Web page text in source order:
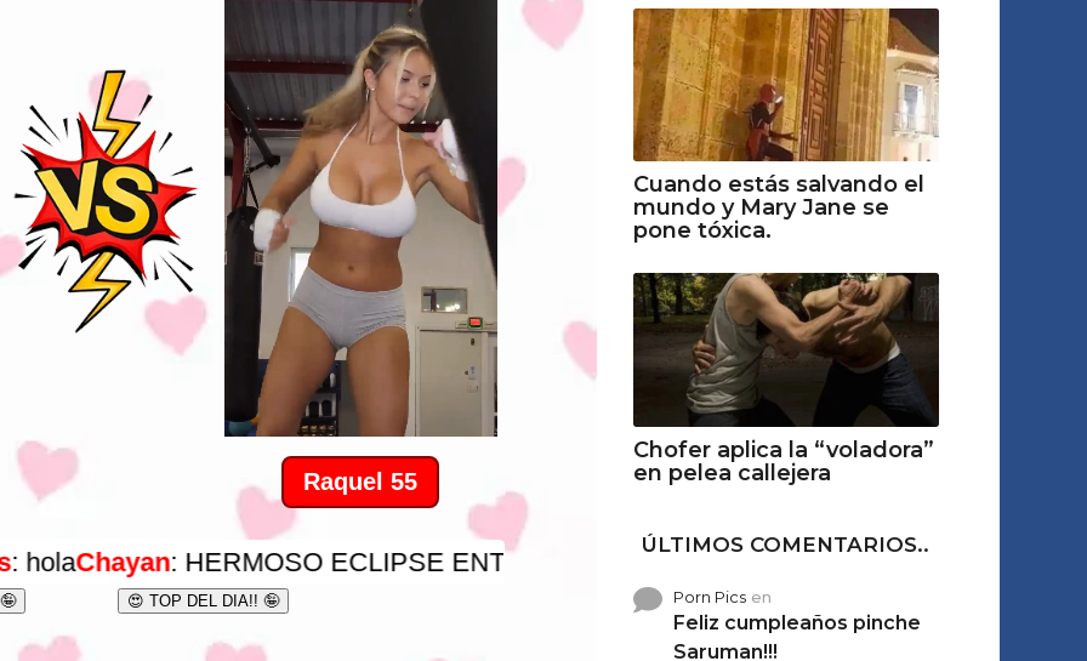
Cuando estás salvando el
mundo y Mary Jane se
pone tóxica.
Chofer aplica la “voladora”
en pelea callejera
ÚLTIMOS COMENTARIOS..
Porn Picsen
Feliz cumpleaños pinche
Saruman!!!